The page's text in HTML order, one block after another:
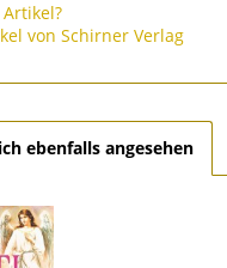
von Schirner Verlag
ebenfalls angesehen